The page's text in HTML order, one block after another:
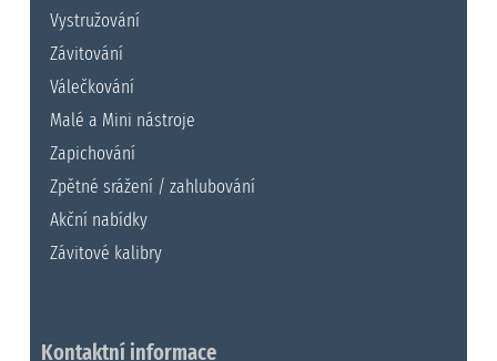
Vystružování
Závitování
Válečkování
Malé a Mini nástroje
Zapichování
Zpětné srážení / zahlubování
Akční nabídky
Závitové kalibry
Kontaktní informace